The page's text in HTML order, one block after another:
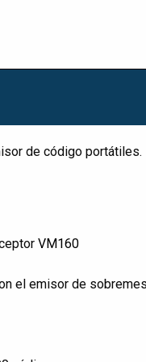
de código portátiles.
VM160
el emisor de